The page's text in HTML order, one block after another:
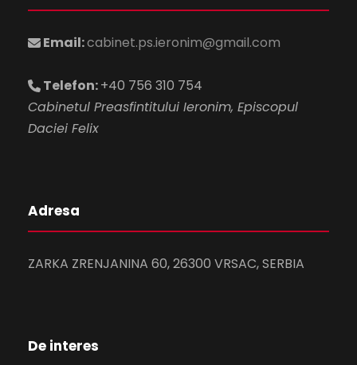
Email:cabinet.ps.ieronim@gmail.com
Telefon:+40 756 310 754
Cabinetul Preasfintitului Ieronim, Episcopul
Daciei Felix
Adresa
ZARKA ZRENJANINA 60, 26300 VRSAC, SERBIA
De interes